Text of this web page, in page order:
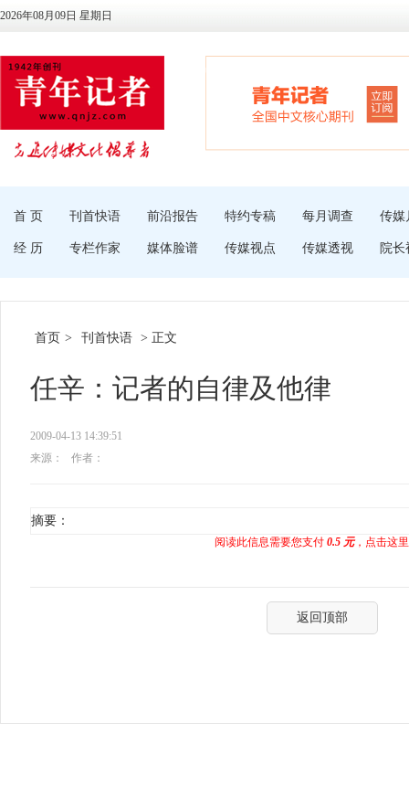
2026年08月09日 星期日
首 页 刊首快语 前沿报告 特约专稿 每月调查 传媒
经 历 专栏作家 媒体脸谱 传媒视点 传媒透视 院长
首页 > 刊首快语 > 正文
任辛：记者的自律及他律
2009-04-13 14:39:51
来源：
作者：
摘要：
阅读此信息需要您支付 0.5 元，点击这
返回顶部